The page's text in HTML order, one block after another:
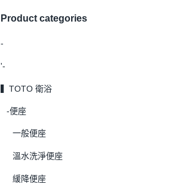
Product categories
-
'-
▍TOTO 衛浴
-便座
一般便座
溫水洗淨便座
緩降便座